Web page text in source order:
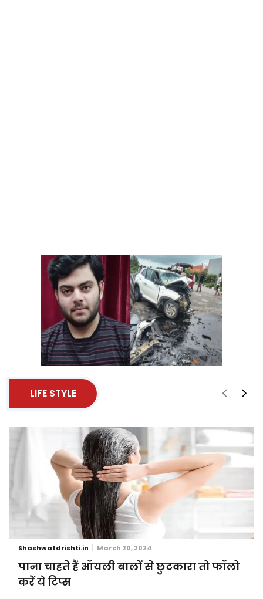
LIFE STYLE
Shashwatdrishti.in March 20, 2024
पाना चाहते हैं ऑयली बालों से छुटकारा तो फॉलो
करें ये टिप्स